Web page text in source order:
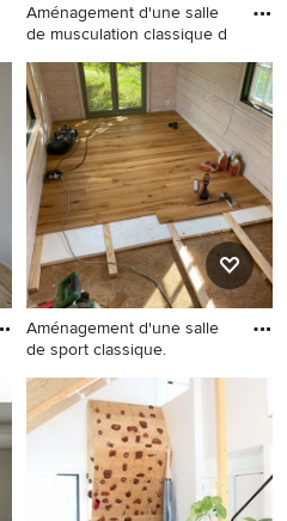
Aménagement d'une salle
de musculation classique d
Aménagement d'une salle de
musculation classique de
taille moyenne avec parquet
foncé, un sol marron et un
plafond en bois.
Aménagement d'une salle
de sport classique.
Aménagement d'une salle de
sport classique.